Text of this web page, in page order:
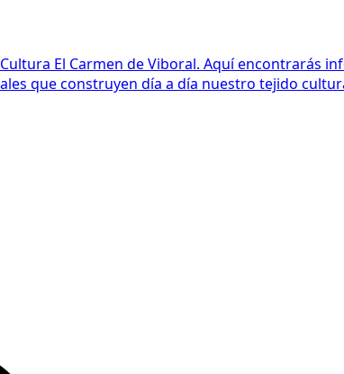
El Carmen de Viboral. Aquí encontrarás
que construyen día a día nuestro tejido